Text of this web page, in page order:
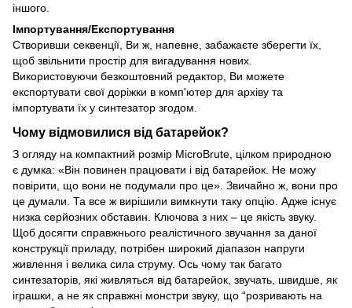
іншого.
Імпортування/Експортування
Створивши секвенції, Ви ж, напевне, забажаєте зберегти їх,
щоб звільнити простір для вигадування нових.
Використовуючи безкоштовний редактор, Ви можете
експортувати свої доріжки в комп'ютер для архіву та
імпортувати їх у синтезатор згодом.
Чому відмовилися від батарейок?
З огляду на компактний розмір MicroBrute, цілком природною
є думка: «Він повинен працювати і від батарейок. Не можу
повірити, що вони не подумали про це». Звичайно ж, вони про
це думали. Та все ж вирішили вимкнути таку опцію. Адже існує
низка серйозних обставин. Ключова з них – це якість звуку.
Щоб досягти справжнього реалістичного звучання за даної
конструкції приладу, потрібен широкий діапазон напруги
живлення і велика сила струму. Ось чому так багато
синтезаторів, які живляться від батарейок, звучать, швидше, як
іграшки, а не як справжні монстри звуку, що “розривають на